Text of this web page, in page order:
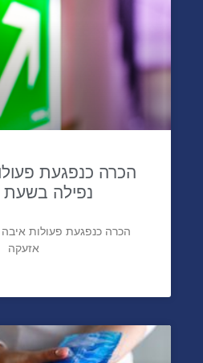
הכרה כנפגעת
נפילה בשעת
הכרה כנפגעת פעולות
אזעקה